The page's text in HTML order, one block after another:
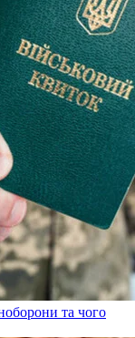
та чого